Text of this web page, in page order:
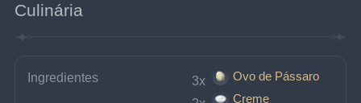
Culinária
Ingredientes 3x
Ovo de Pássaro
Creme